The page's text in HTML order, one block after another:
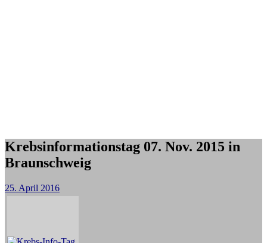
Krebsinformationstag 07. Nov. 2015 in
Braunschweig
25. April 2016